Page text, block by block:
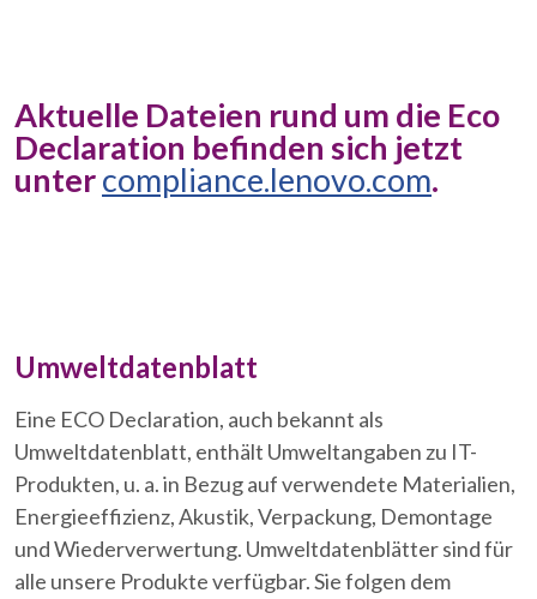
Aktuelle Dateien rund um die Eco
Declaration befinden sich jetzt
untercompliance.lenovo.com.
Umweltdatenblatt
Eine ECO Declaration, auch bekannt als
Umweltdatenblatt, enthält Umweltangaben zu IT-
Produkten, u. a. in Bezug auf verwendete Materialien,
Energieeffizienz, Akustik, Verpackung, Demontage
und Wiederverwertung. Umweltdatenblätter sind für
alle unsere Produkte verfügbar. Sie folgen dem